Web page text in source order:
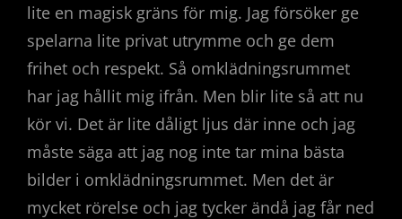
lite en magisk gräns för mig. Jag försöker ge
spelarna lite privat utrymme och ge dem
frihet och respekt. Så omklädningsrummet
har jag hållit mig ifrån. Men blir lite så att nu
kör vi. Det är lite dåligt ljus där inne och jag
måste säga att jag nog inte tar mina bästa
bilder i omklädningsrummet. Men det är
mycket rörelse och jag tycker ändå jag får ned